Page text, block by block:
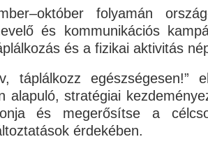
folyamán
és kommunikációs
és a fizikai aktivitás
táplálkozz egészségesen!”
alapuló, stratégiai
és megerősítse a
érdekében.